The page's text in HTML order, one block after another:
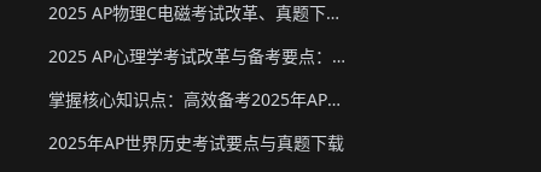
2025 AP物理C电磁考试改革、真题下载与备考要点
2025 AP心理学考试改革与备考要点：真题下载&教材推荐
掌握核心知识点：高效备考2025年AP化学
2025年AP世界历史考试要点与真题下载